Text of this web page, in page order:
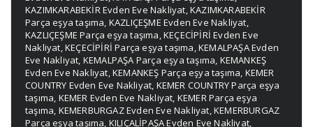
KAZIMKARABEKİR Evden Eve Nakliyat,KAZIMKARABEKİR
Parça eşya taşıma, KAZLIÇEŞME Evden Eve Nakliyat,
KAZLIÇEŞME Parça eşya taşıma,KEÇECİPİRİ Evden Eve
Nakliyat,KEÇECİPİRİ Parça eşya taşıma,KEMALPAŞA Evden
Eve Nakliyat, KEMALPAŞA Parça eşya taşıma, KEMANKEŞ
Evden Eve Nakliyat,KEMANKEŞ Parça eşya taşıma, KEMER
COUNTRY Evden Eve Nakliyat, KEMER COUNTRY Parça eşya
taşıma, KEMER Evden Eve Nakliyat, KEMER Parça eşya
taşıma, KEMERBURGAZ Evden Eve Nakliyat,KEMERBURGAZ
Parça eşya taşıma, KILIÇALİPAŞA Evden Eve Nakliyat,